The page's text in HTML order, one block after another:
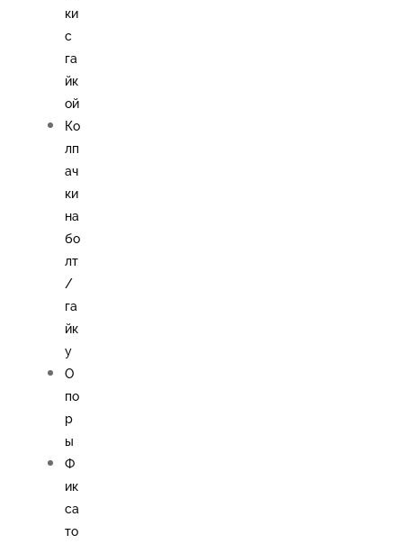
ки
с
га
йк
ой
Ко
лп
ач
ки
на
бо
лт
/
га
йк
у
О
по
р
ы
Ф
ик
са
то